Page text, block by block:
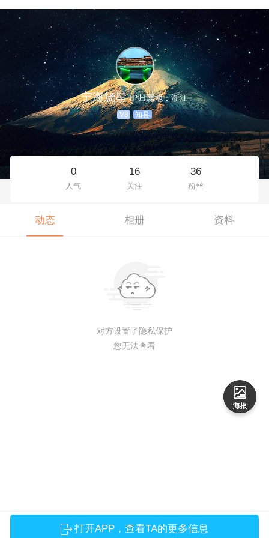
宁海烧星 IP归属地：浙江
V8 知县
0
人气
16
关注
36
粉丝
动态 相册 资料
对方设置了隐私保护
您无法查看
打开APP，查看TA的更多信息